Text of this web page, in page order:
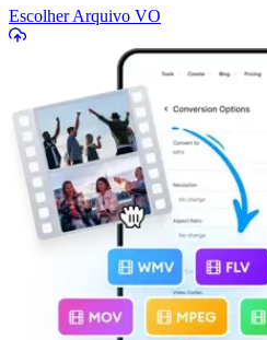
Escolher Arquivo VO